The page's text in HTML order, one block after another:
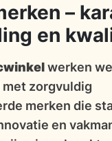
–
en
werken we
zorgvuldig
merken die
en